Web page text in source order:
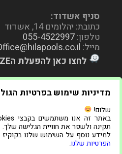
מדיניות שימוש בפרטיות
שלום!
תקינה ולשפר את חוויית הגלישה שלך.
למידע נוסף על השימוש שלנו בקוקיז
הפרטיות שלנו.
סניף אשדוד:
כתובת: יהלומים 14, אשדוד
טלפון:055-4522997
מייל:
לחצו כאן להפעלת הWAZE